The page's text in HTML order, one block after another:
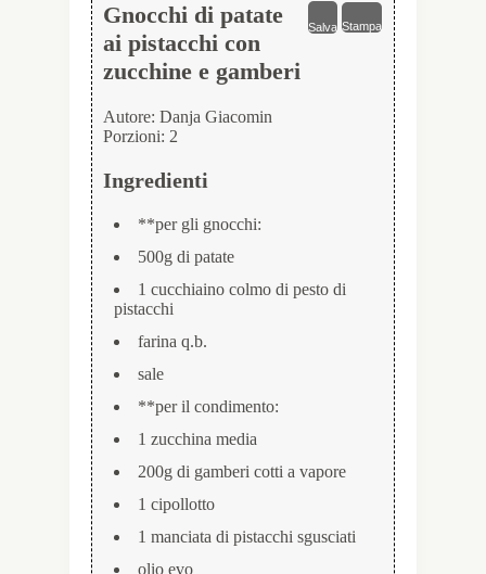
Salva Stampa
Gnocchi di patate
ai pistacchi con
zucchine e gamberi
Autore: Danja Giacomin
Porzioni: 2
Ingredienti
**per gli gnocchi:
500g di patate
1 cucchiaino colmo di pesto di
pistacchi
farina q.b.
sale
**per il condimento:
1 zucchina media
200g di gamberi cotti a vapore
1 cipollotto
1 manciata di pistacchi sgusciati
olio evo